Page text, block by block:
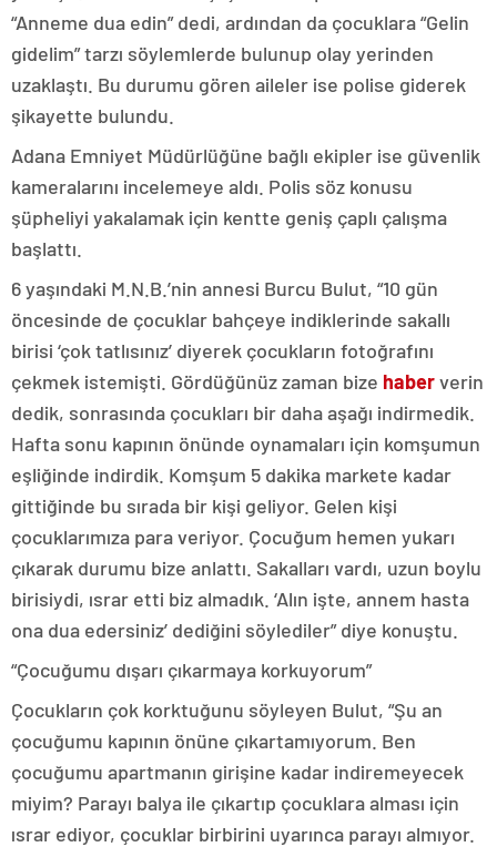
“Anneme dua edin” dedi, ardından da çocuklara “Gelin
gidelim” tarzı söylemlerde bulunup olay yerinden
uzaklaştı. Bu durumu gören aileler ise polise giderek
şikayette bulundu.
Adana Emniyet Müdürlüğüne bağlı ekipler ise güvenlik
kameralarını incelemeye aldı. Polis söz konusu
şüpheliyi yakalamak için kentte geniş çaplı çalışma
başlattı.
6 yaşındaki M.N.B.’nin annesi Burcu Bulut, “10 gün
öncesinde de çocuklar bahçeye indiklerinde sakallı
birisi ‘çok tatlısınız’ diyerek çocukların fotoğrafını
çekmek istemişti. Gördüğünüz zaman bize haberverin
dedik, sonrasında çocukları bir daha aşağı indirmedik.
Hafta sonu kapının önünde oynamaları için komşumun
eşliğinde indirdik. Komşum 5 dakika markete kadar
gittiğinde bu sırada bir kişi geliyor. Gelen kişi
çocuklarımıza para veriyor. Çocuğum hemen yukarı
çıkarak durumu bize anlattı. Sakalları vardı, uzun boylu
birisiydi, ısrar etti biz almadık. ‘Alın işte, annem hasta
ona dua edersiniz’ dediğini söylediler” diye konuştu.
“Çocuğumu dışarı çıkarmaya korkuyorum”
Çocukların çok korktuğunu söyleyen Bulut, “Şu an
çocuğumu kapının önüne çıkartamıyorum. Ben
çocuğumu apartmanın girişine kadar indiremeyecek
miyim? Parayı balya ile çıkartıp çocuklara alması için
ısrar ediyor, çocuklar birbirini uyarınca parayı almıyor.